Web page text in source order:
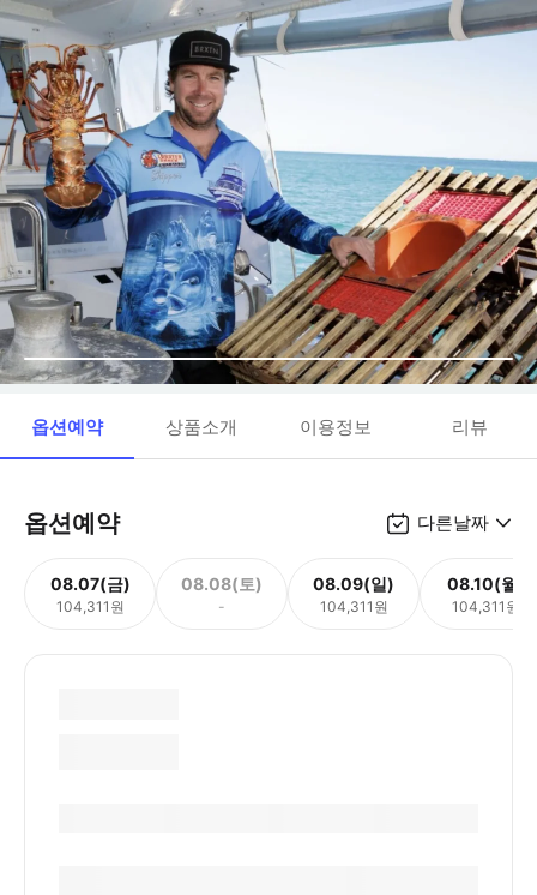
옵션예약 상품소개 이용정보 리뷰
옵션예약 다른날짜
08.07(금)
104,311원
08.08(토)
-
08.09(일)
104,311원
08.10(월)
104,311원